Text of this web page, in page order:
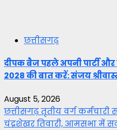
छत्तीसगढ़
दीपक बैज पहले अपनी पार्टी
2028 की बात करें: संजय
August 5, 2026
छत्तीसगढ़ तृतीय वर्ग कर्मचारी
चंद्रशेखर तिवारी, आमसभा में